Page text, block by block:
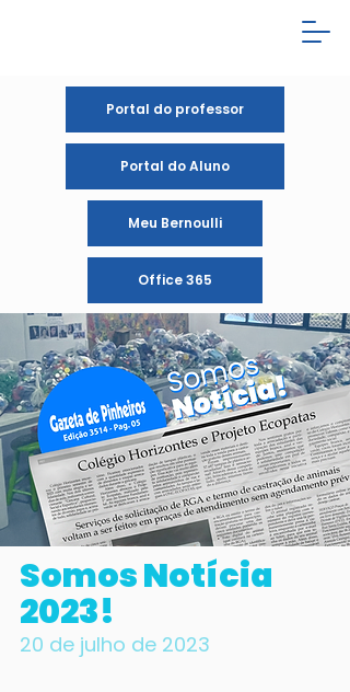
Portal do professor
Portal do Aluno
Meu Bernoulli
Office 365
Somos Notícia
2023!
20 de julho de 2023